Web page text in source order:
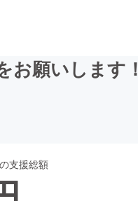
お願いします！
支援総額